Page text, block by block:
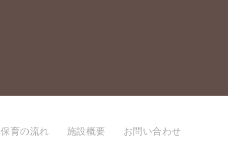
保育の流れ 施設概要 お問い合わせ